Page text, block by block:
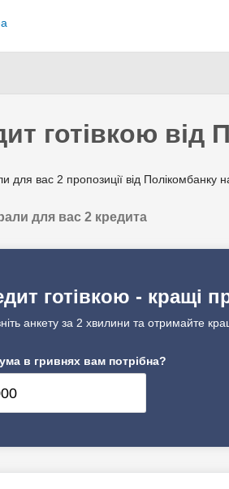
готівкою від
для вас 2 пропозиції від Полікомбанку
для вас 2 кредита
готівкою - кращі
анкету за 2 хвилини та отримайте
в гривнях вам потрібна?